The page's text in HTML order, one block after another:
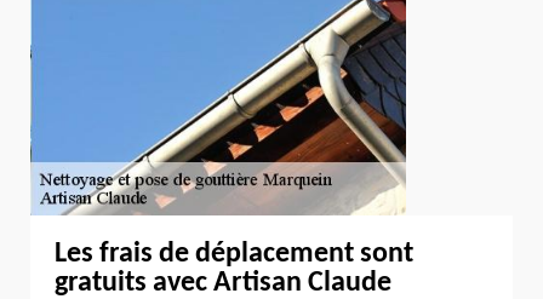
Les frais de déplacement sont
gratuits avec Artisan Claude